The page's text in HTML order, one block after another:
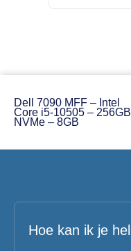
Dell 7090 MFF – Intel
Core i5-10505 – 256GB
NVMe – 8GB
Hoe kan ik je